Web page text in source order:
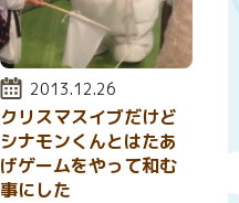
投稿日:
2013.12.26
クリスマスイブだけど
シナモンくんとはたあ
げゲームをやって和む
事にした